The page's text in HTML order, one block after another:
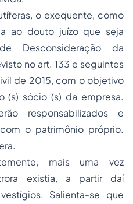
o exequente, como
ao douto juízo que seja
Desconsideração da
no art. 133 e seguintes
de 2015, com o objetivo
(s) sócio (s) da empresa.
responsabilizados e
o patrimônio próprio.
mais uma vez
existia, a partir daí
Salienta-se que